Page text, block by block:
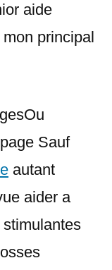
aide
mon principal
Sauf
autant
aider a